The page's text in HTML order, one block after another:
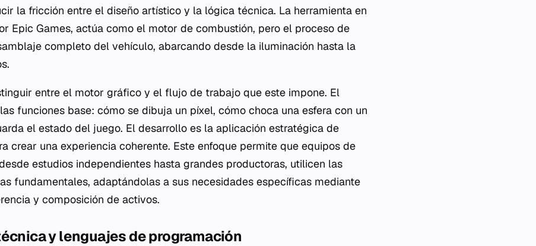
la fricción entre el diseño artístico y la lógica técnica. La herramienta en
Epic Games, actúa como el motor de combustión, pero el proceso de
completo del vehículo, abarcando desde la iluminación hasta la
entre el motor gráfico y el flujo de trabajo que este impone. El
funciones base: cómo se dibuja un píxel, cómo choca una esfera con un
el estado del juego. El desarrollo es la aplicación estratégica de
crear una experiencia coherente. Este enfoque permite que equipos de
estudios independientes hasta grandes productoras, utilicen las
fundamentales, adaptándolas a sus necesidades específicas mediante
y composición de activos.
y lenguajes de programación